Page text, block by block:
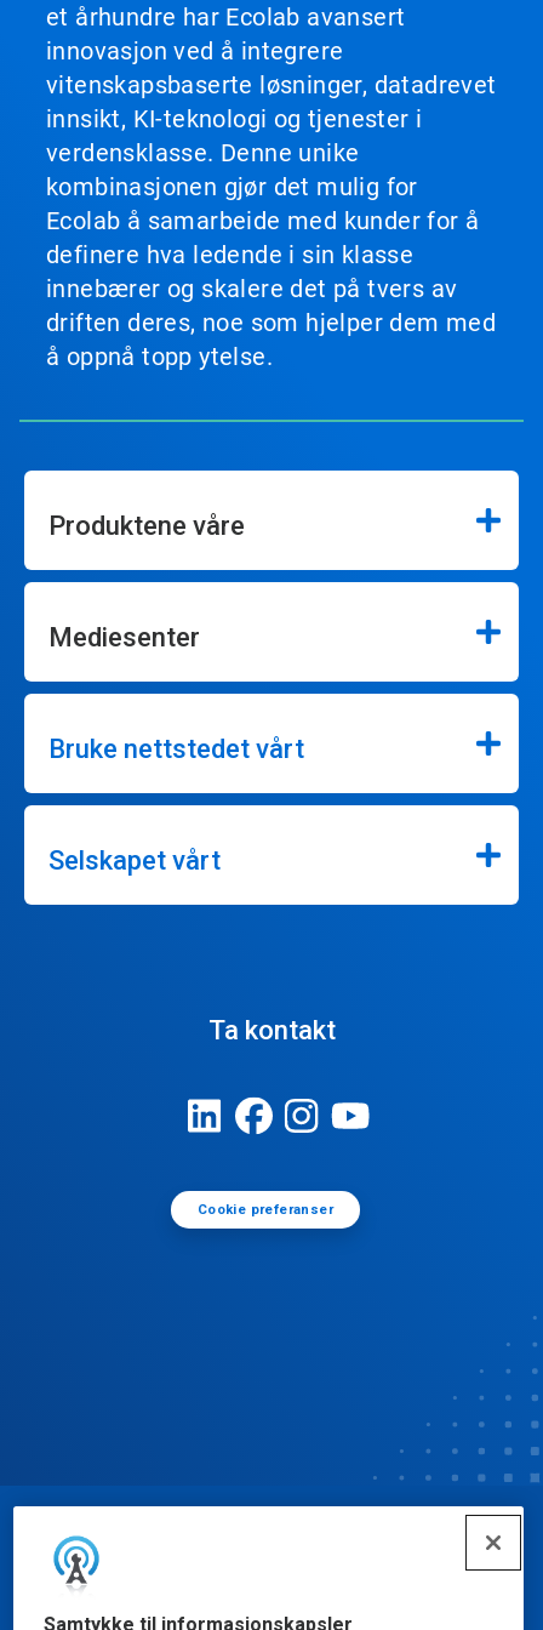
Samtykke til informasjonskapsler
et århundre har Ecolab avansert
innovasjon ved å integrere
vitenskapsbaserte løsninger, datadrevet
innsikt, KI-teknologi og tjenester i
verdensklasse. Denne unike
kombinasjonen gjør det mulig for
Ecolab å samarbeide med kunder for å
definere hva ledende i sin klasse
innebærer og skalere det på tvers av
driften deres, noe som hjelper dem med
å oppnå topp ytelse.
Produktene våre
Mediesenter
Bruke nettstedet vårt
Selskapet vårt
Ta kontakt
Cookie preferanser
Sikkerhetsdatablad | Personvernerklæring